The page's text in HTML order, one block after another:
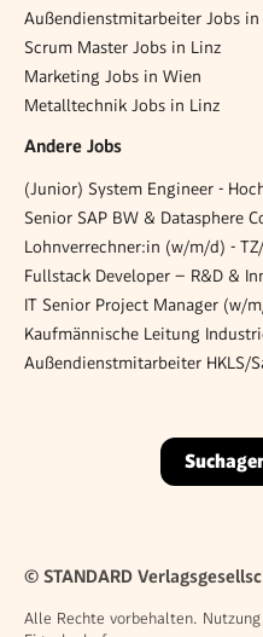
Außendienstmitarbeiter Jobs in
Scrum Master Jobs in Linz
Marketing Jobs in Wien
Metalltechnik Jobs in Linz
Andere Jobs
Senior SAP BW & Datasphere
Lohnverrechner:in (w/m/d) -
Fullstack Developer – R&D &
IT Senior Project Manager (w/
Kaufmännische Leitung
Außendienstmitarbeiter HKLS/
© STANDARD
Alle Rechte vorbehalten.